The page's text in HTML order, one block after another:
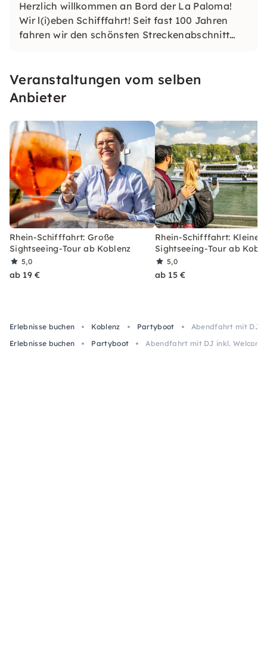
Herzlich willkommen an Bord der La Paloma!
Wir l(i)eben Schifffahrt! Seit fast 100 Jahren
fahren wir den schönsten Streckenabschnitt
freuen uns auf Ihren Besuch an Bord.
Veranstaltungen vom selben
Anbieter
Rhein-Schifffahrt: Große
Sightseeing-Tour ab Koblenz
5,0
ab 19 €
Rhein-Schifffahrt: Kleine
Sightseeing-Tour ab
5,0
ab 15 €
Erlebnisse buchen Koblenz Partyboot
Abendfahrt mit DJ
Erlebnisse buchen
Partyboot Abendfahrt mit DJ inkl.